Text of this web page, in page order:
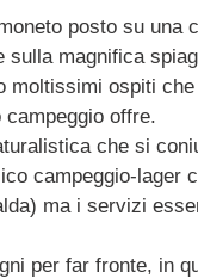
posto su una
sulla magnifica
moltissimi ospiti
offre.
che si
campeggio-lager
ma i servizi
per far fronte, in